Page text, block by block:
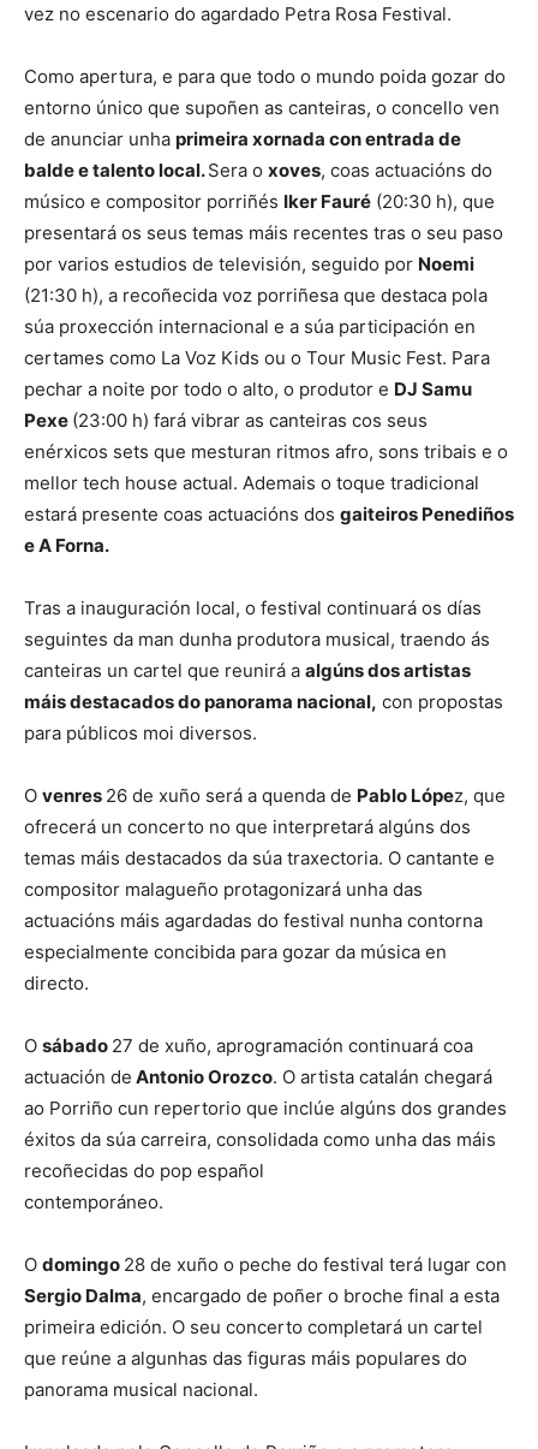
vez no escenario do agardado Petra Rosa Festival.
Como apertura, e para que todo o mundo poida gozar do
entorno único que supoñen as canteiras, o concello ven
de anunciar unha primeira xornada con entrada de
balde e talento local.Sera o xoves, coas actuacións do
músico e compositor porriñés Iker Fauré (20:30 h), que
presentará os seus temas máis recentes tras o seu paso
por varios estudios de televisión, seguido por Noemi
(21:30 h), a recoñecida voz porriñesa que destaca pola
súa proxección internacional e a súa participación en
certames como La Voz Kids ou o Tour Music Fest. Para
pechar a noite por todo o alto, o produtor e DJ Samu
Pexe (23:00 h) fará vibrar as canteiras cos seus
enérxicos sets que mesturan ritmos afro, sons tribais e o
mellor tech house actual. Ademais o toque tradicional
estará presente coas actuacións dos gaiteiros Penediños
e A Forna.
Tras a inauguración local, o festival continuará os días
seguintes da man dunha produtora musical, traendo ás
canteiras un cartel que reunirá a algúns dos artistas
máis destacados do panorama nacional, con propostas
para públicos moi diversos.
O venres 26 de xuño será a quenda de Pablo López, que
ofrecerá un concerto no que interpretará algúns dos
temas máis destacados da súa traxectoria. O cantante e
compositor malagueño protagonizará unha das
actuacións máis agardadas do festival nunha contorna
especialmente concibida para gozar da música en
directo.
O sábado 27 de xuño, aprogramación continuará coa
actuación de Antonio Orozco. O artista catalán chegará
ao Porriño cun repertorio que inclúe algúns dos grandes
éxitos da súa carreira, consolidada como unha das máis
recoñecidas do pop español
contemporáneo.
O domingo 28 de xuño o peche do festival terá lugar con
Sergio Dalma, encargado de poñer o broche final a esta
primeira edición. O seu concerto completará un cartel
que reúne a algunhas das figuras máis populares do
panorama musical nacional.